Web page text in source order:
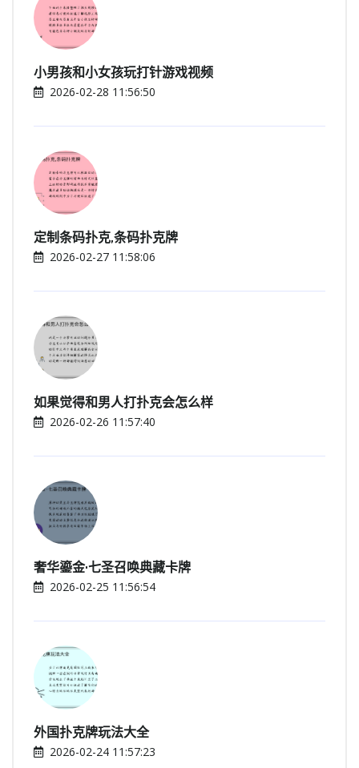
小男孩和小女孩玩打针游戏视频
2026-02-28 11:56:50
定制条码扑克,条码扑克牌
2026-02-27 11:58:06
如果觉得和男人打扑克会怎么样
2026-02-26 11:57:40
奢华鎏金·七圣召唤典藏卡牌
2026-02-25 11:56:54
外国扑克牌玩法大全
2026-02-24 11:57:23